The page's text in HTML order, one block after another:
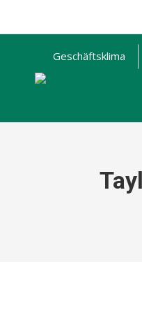
Geschäftsklima